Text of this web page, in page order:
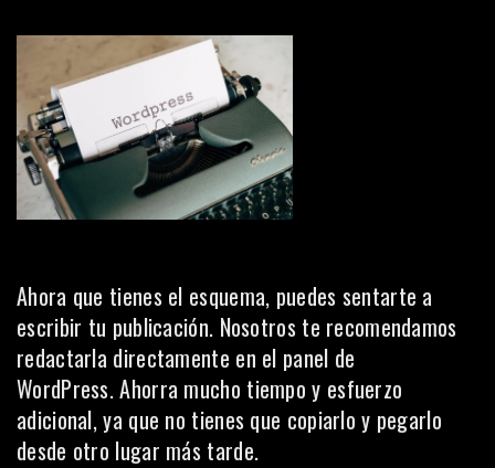
Ahora que tienes el esquema, puedes sentarte a
escribir tu publicación. Nosotros te recomendamos
redactarla directamente en el panel de
WordPress. Ahorra mucho tiempo y esfuerzo
adicional, ya que no tienes que copiarlo y pegarlo
desde otro lugar más tarde.